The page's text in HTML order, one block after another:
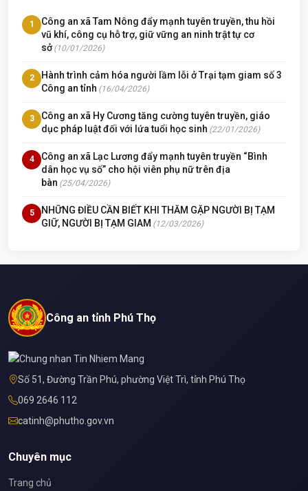
1
Công an xã Tam Nông đẩy mạnh tuyên truyền, thu hồi
vũ khí, công cụ hỗ trợ, giữ vững an ninh trật tự cơ
sở (10/01/2026)
2
Hành trình cảm hóa người lầm lỗi ở Trại tạm giam số 3
Công an tỉnh (16/04/2026)
3
Công an xã Hy Cương tăng cường tuyên truyền, giáo
dục pháp luật đối với lứa tuổi học sinh (22/01/2026)
4
Công an xã Lạc Lương đẩy mạnh tuyên truyền “Bình
dân học vụ số” cho hội viên phụ nữ trên địa
bàn (25/04/2026)
5
NHỮNG ĐIỀU CẦN BIẾT KHI THĂM GẶP NGƯỜI BỊ TẠM
GIỮ, NGƯỜI BỊ TẠM GIAM (12/03/2026)
Công an tỉnh Phú Thọ
Số 51, Đường Trần Phú, phường Việt Trì, tỉnh Phú Thọ
069 2646 112
catinh@phutho.gov.vn
Chuyên mục
Trang chủ